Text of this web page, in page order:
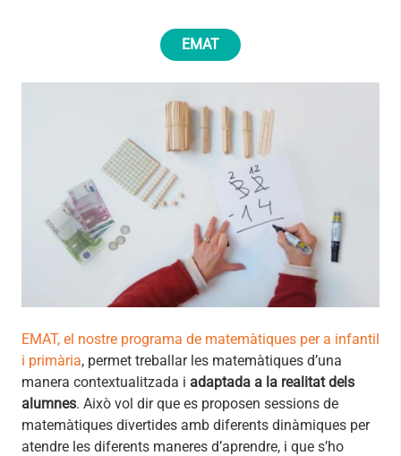
EMAT
EMAT, el nostre programa de matemàtiques per a infantil
i primària, permet treballar les matemàtiques d’una
manera contextualitzada i adaptada a la realitat dels
alumnes. Això vol dir que es proposen sessions de
matemàtiques divertides amb diferents dinàmiques per
atendre les diferents maneres d’aprendre, i que s’ho